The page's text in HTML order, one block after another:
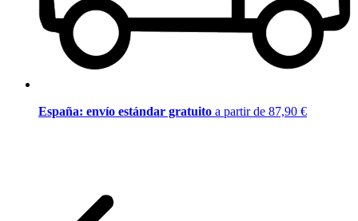
España: envío estándar gratuito a partir de 87,90 €